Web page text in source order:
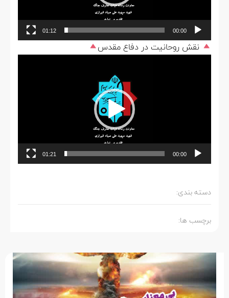
00:00
01:12
نقش روحانیت در دفاع مقدس
00:00
01:21
دسته بندی:
برچسب ها: